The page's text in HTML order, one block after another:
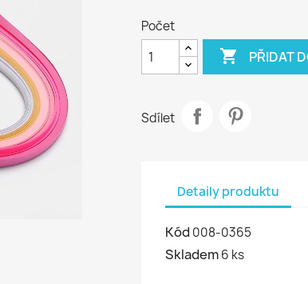
Počet
 PŘIDAT
Sdílet
Detaily produktu
Kód 008-0365
Skladem6 ks